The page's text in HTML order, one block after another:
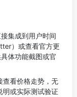
集成到用户时间
）或查看官方更
体功能截图或官
查看价格走势，无
明或实际测试验证